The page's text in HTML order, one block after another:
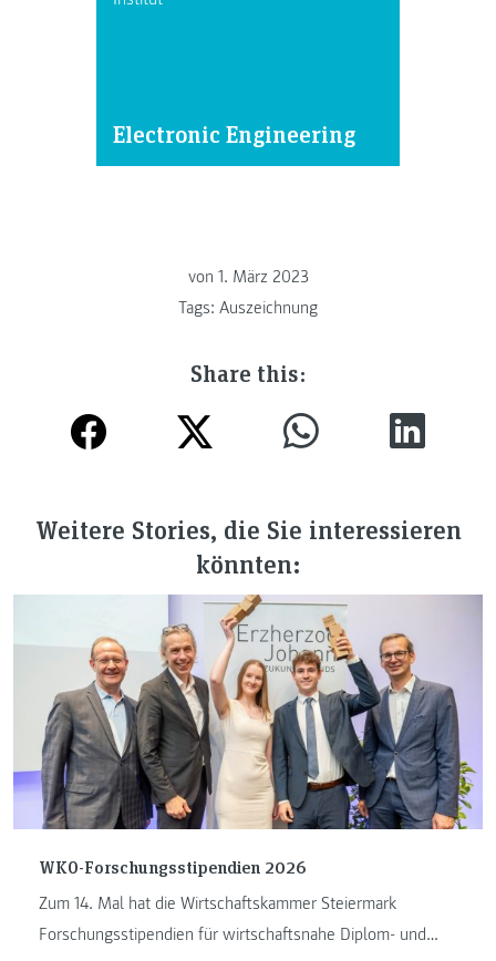
Electronic Engineering
von 1. März 2023
Tags: Auszeichnung
Share this:
Weitere Stories, die Sie interessieren
könnten:
WKO-Forschungsstipendien 2026
Zum 14. Mal hat die Wirtschaftskammer Steiermark
Forschungsstipendien für wirtschaftsnahe Diplom- und